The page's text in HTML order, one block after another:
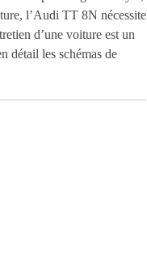
l’Audi TT 8N nécessite
d’une voiture est un
détail les schémas de